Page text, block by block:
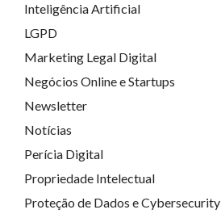
Inteligência Artificial
LGPD
Marketing Legal Digital
Negócios Online e Startups
Newsletter
Notícias
Perícia Digital
Propriedade Intelectual
Proteção de Dados e Cybersecurity